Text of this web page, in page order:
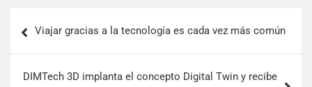
Viajar gracias a la tecnología es cada vez más común
DIMTech 3D implanta el concepto Digital Twin y recibe